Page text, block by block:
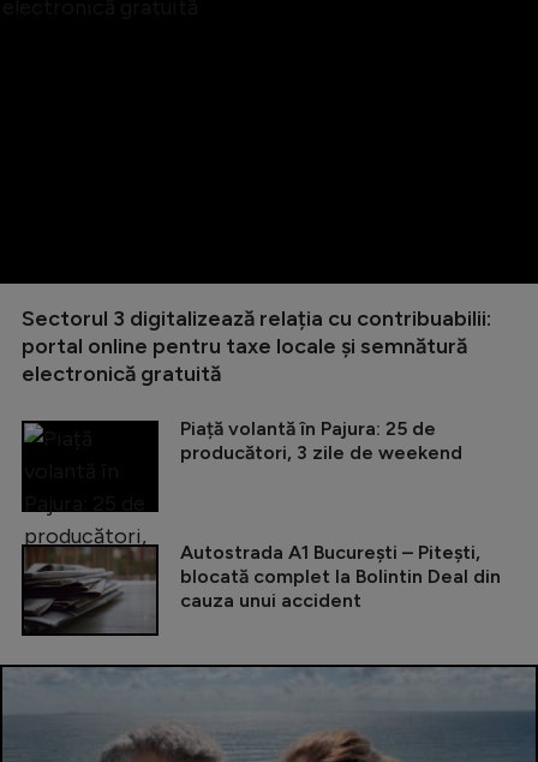
Sectorul 3 digitalizează relația cu contribuabilii:
portal online pentru taxe locale și semnătură
electronică gratuită
Piață volantă în Pajura: 25 de
producători, 3 zile de weekend
Autostrada A1 București – Pitești,
blocată complet la Bolintin Deal din
cauza unui accident